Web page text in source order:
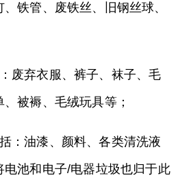
铁管、废铁丝、旧钢丝球、
废弃衣服、裤子、袜子、毛
被褥、毛绒玩具等；
：油漆、颜料、各类清洗液
池和电子/电器垃圾也归于此